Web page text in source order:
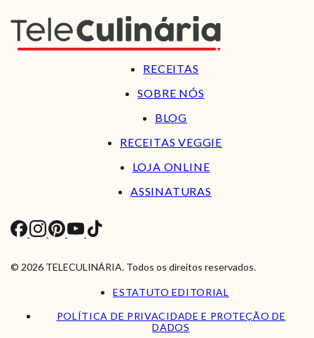
RECEITAS
SOBRE NÓS
BLOG
RECEITAS VEGGIE
LOJA ONLINE
ASSINATURAS
© 2026 TELECULINÁRIA. Todos os direitos reservados.
ESTATUTO EDITORIAL
POLÍTICA DE PRIVACIDADE E PROTEÇÃO DE
DADOS